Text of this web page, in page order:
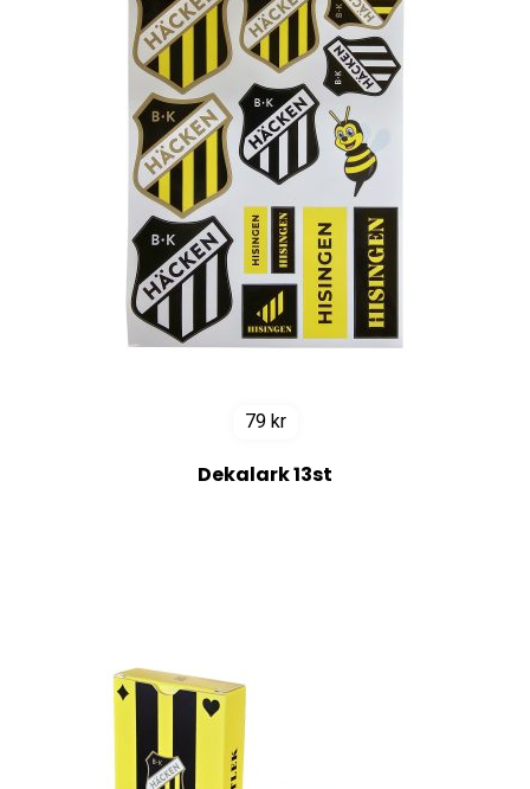
79 kr
Dekalark 13st